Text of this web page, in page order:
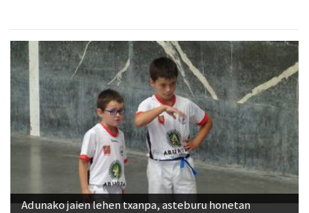
Adunako jaien lehen txanpa, asteburu honetan